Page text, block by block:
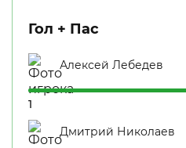
Гол + Пас
Алексей Лебедев
1
Дмитрий Николаев